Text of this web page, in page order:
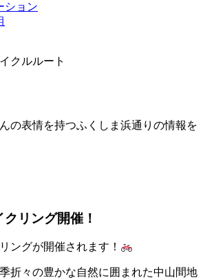
ション
の表情を持つふくしま浜通りの情報を
リング開催！
ングが開催されます！
折々の豊かな自然に囲まれた中山間地